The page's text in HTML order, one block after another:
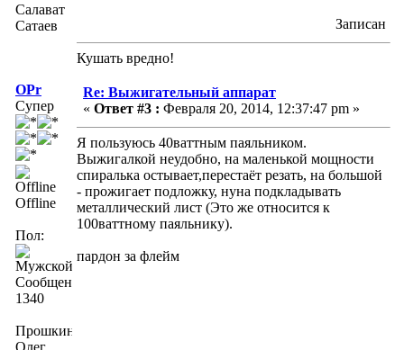
Салават
Сатаев
Записан
Кушать вредно!
OPr
Супер
Offline
Пол:
Сообщений:
1340
Прошкин
Олег
Re: Выжигательный аппарат
« Ответ #3 : Февраля 20, 2014, 12:37:47 pm »
Я пользуюсь 40ваттным паяльником.
Выжигалкой неудобно, на маленькой мощности
спиралька остывает,перестаёт резать, на большой
- прожигает подложку, нуна подкладывать
металлический лист (Это же относится к
100ваттному паяльнику).
пардон за флейм